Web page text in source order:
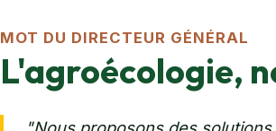
MOT DU DIRECTEUR GÉNÉRAL
L'agroécologie,